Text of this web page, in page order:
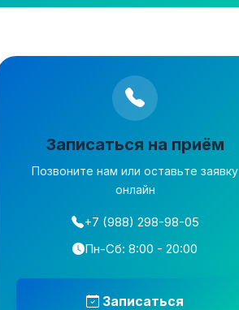
Записаться на приём
Позвоните нам или оставьте заявку
онлайн
+7 (988) 298-98-05
Пн-Сб: 8:00 - 20:00
Записаться